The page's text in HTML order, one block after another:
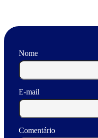
Nome
E-mail
Comentário